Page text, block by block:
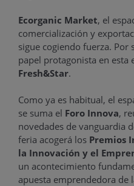
Ecorganic Market, el
comercialización y
sigue cogiendo fuerza. Por
papel protagonista en esta
Fresh&Star.
Como ya es habitual, el
se suma el Foro Innova,
novedades de vanguardia
feria acogerá los Premios
la Innovación y el
un acontecimiento
apuesta emprendedora de